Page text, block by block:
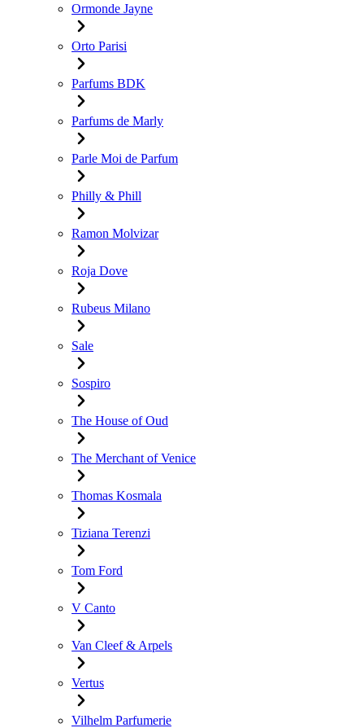
Ormonde Jayne
Orto Parisi
Parfums BDK
Parfums de Marly
Parle Moi de Parfum
Philly & Phill
Ramon Molvizar
Roja Dove
Rubeus Milano
Sale
Sospiro
The House of Oud
The Merchant of Venice
Thomas Kosmala
Tiziana Terenzi
Tom Ford
V Canto
Van Cleef & Arpels
Vertus
Vilhelm Parfumerie